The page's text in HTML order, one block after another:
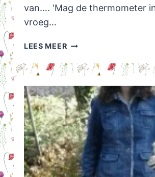
van…. ‘Mag de thermometer
vroeg…
LEES MEERRECTAAL
HOEFT
MEER.
GELUKKIG.